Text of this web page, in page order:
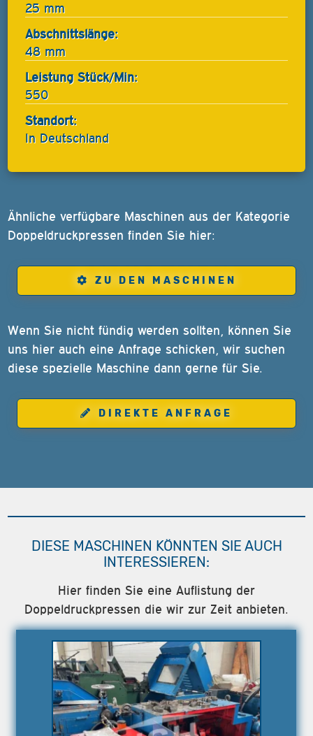
25 mm
Abschnittslänge:
48 mm
Leistung Stück/Min:
550
Standort:
In Deutschland
Ähnliche verfügbare Maschinen aus der Kategorie
Doppeldruckpressen finden Sie hier:
ZU DEN MASCHINEN
Wenn Sie nicht fündig werden sollten, können Sie
uns hier auch eine Anfrage schicken, wir suchen
diese spezielle Maschine dann gerne für Sie.
DIREKTE ANFRAGE
DIESE MASCHINEN KÖNNTEN SIE AUCH
INTERESSIEREN:
Hier finden Sie eine Auflistung der
Doppeldruckpressen die wir zur Zeit anbieten.